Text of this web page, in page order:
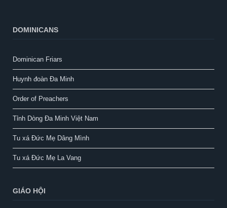
DOMINICANS
Dominican Friars
Huynh đoàn Đa Minh
Order of Preachers
Tỉnh Dòng Đa Minh Việt Nam
Tu xá Đức Mẹ Dâng Mình
Tu xá Đức Mẹ La Vang
GIÁO HỘI